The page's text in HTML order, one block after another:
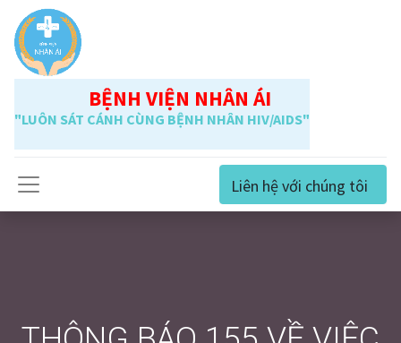
BỆNH VIỆN NHÂN ÁI
"LUÔN SÁT CÁNH CÙNG BỆNH NHÂN HIV/AIDS"
Liên hệ với chúng tôi